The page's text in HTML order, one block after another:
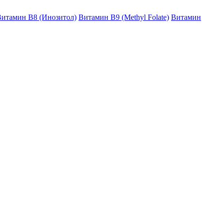
B8 (Инозитол) Витамин B9 (Methyl Folate) Витамин